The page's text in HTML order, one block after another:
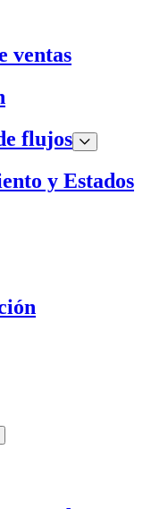
ventas
flujos
y Estados